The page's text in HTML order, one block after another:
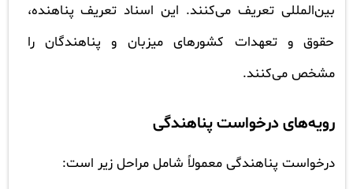
بین‌المللی تعریف می‌کنند. این اسناد تعریف پناهنده،
حقوق و تعهدات کشورهای میزبان و پناهندگان را
مشخص می‌کنند.
رویه‌های درخواست پناهندگی
درخواست پناهندگی معمولاً شامل مراحل زیر است: